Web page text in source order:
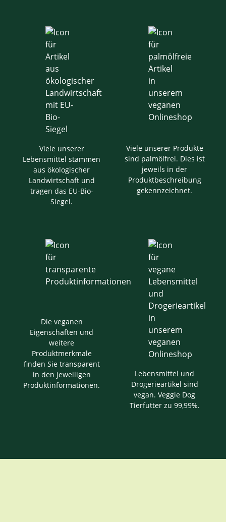
Viele unserer
Lebensmittel stammen
aus ökologischer
Landwirtschaft und
tragen das EU-Bio-
Siegel.
Viele unserer Produkte
sind palmölfrei. Dies ist
jeweils in der
Produktbeschreibung
gekennzeichnet.
Die veganen
Eigenschaften und
weitere
Produktmerkmale
finden Sie transparent
in den jeweiligen
Produktinformationen.
Lebensmittel und
Drogerieartikel sind
vegan. Veggie Dog
Tierfutter zu 99,99%.